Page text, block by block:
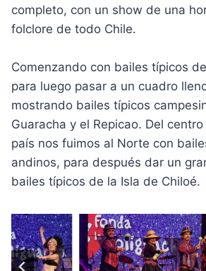
completo, con un show de una
folclore de todo Chile.
Comenzando con bailes típicos
para luego pasar a un cuadro
mostrando bailes típicos
Guaracha y el Repicao. Del
país nos fuimos al Norte con
andinos, para después dar un
bailes típicos de la Isla de Chiloé.